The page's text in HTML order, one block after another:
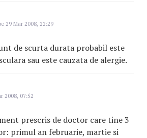
29 Mar 2008, 22:29
de scurta durata probabil este
sau este cauzata de alergie.
2008, 07:52
prescris de doctor care tine 3
primul an februarie, martie si